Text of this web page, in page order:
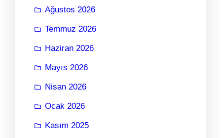
Ağustos 2026
Temmuz 2026
Haziran 2026
Mayıs 2026
Nisan 2026
Ocak 2026
Kasım 2025